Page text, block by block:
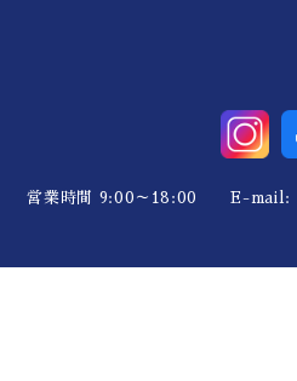
営業時間 9:00～18:00 E-mail: